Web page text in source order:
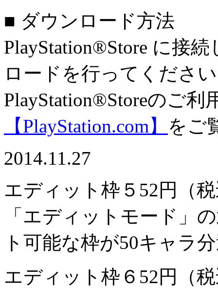
■ ダウンロード方法
PlayStation®Store に接
ロードを行ってくださ
PlayStation®Storeのご利
【PlayStation.com】 をご
2014.11.27
エディット枠５ 52円（
「エディットモード」
ト可能な枠が50キャラ
エディット枠６ 52円（